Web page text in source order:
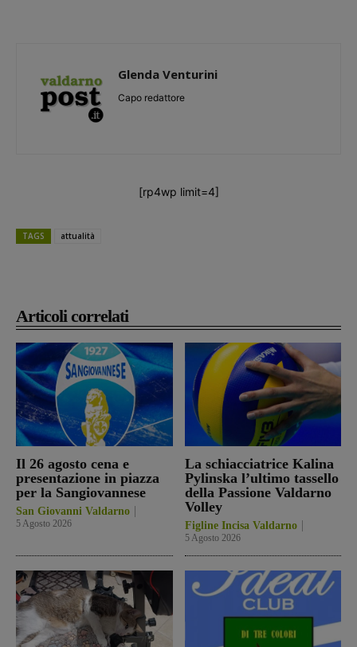
Articoli correlati
Il 26 agosto cena e
presentazione in piazza
per la Sangiovannese
San Giovanni Valdarno
5 Agosto 2026
La schiacciatrice Kalina
Pylinska l’ultimo tassello
della Passione Valdarno
Volley
Figline Incisa Valdarno
5 Agosto 2026
Glenda Venturini
Capo redattore
[rp4wp limit=4]
TAGS attualità